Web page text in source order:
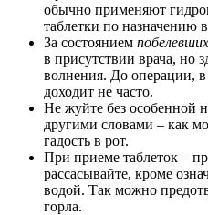
обычно применяют
таблетки по назначению
За состоянием
в присутствии врача, но
волнения. До операции,
доходит не часто.
Не жуйте без особенной
другими словами – как
гадость в рот.
При приеме таблеток –
рассасывайте, кроме
водой. Так можно
горла.